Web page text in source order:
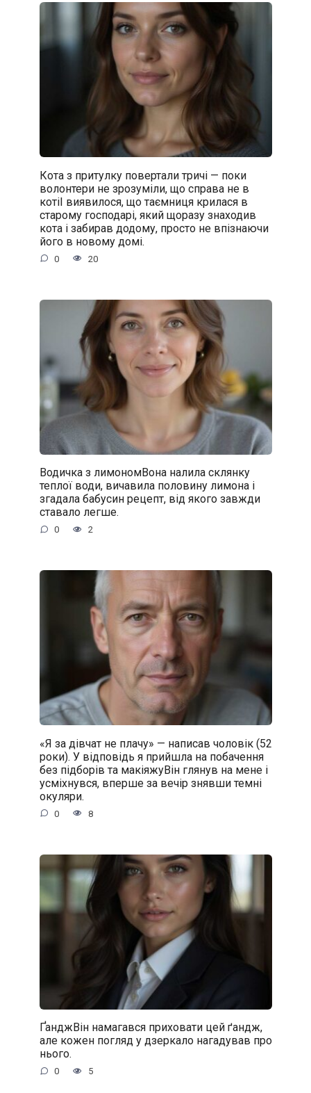
Кота з притулку повертали тричі — поки
волонтери не зрозуміли, що справа не в
котіІ виявилося, що таємниця крилася в
старому господарі, який щоразу знаходив
кота і забирав додому, просто не впізнаючи
його в новому домі.
0 20
Водичка з лимономВона налила склянку
теплої води, вичавила половину лимона і
згадала бабусин рецепт, від якого завжди
ставало легше.
0 2
«Я за дівчат не плачу» — написав чоловік (52
роки). У відповідь я прийшла на побачення
без підборів та макіяжуВін глянув на мене і
усміхнувся, вперше за вечір знявши темні
окуляри.
0 8
ҐанджВін намагався приховати цей ґандж,
але кожен погляд у дзеркало нагадував про
нього.
0 5